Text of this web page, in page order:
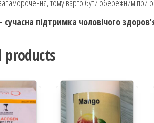
тому варто бути обережним при
сучасна підтримка чоловічого
products